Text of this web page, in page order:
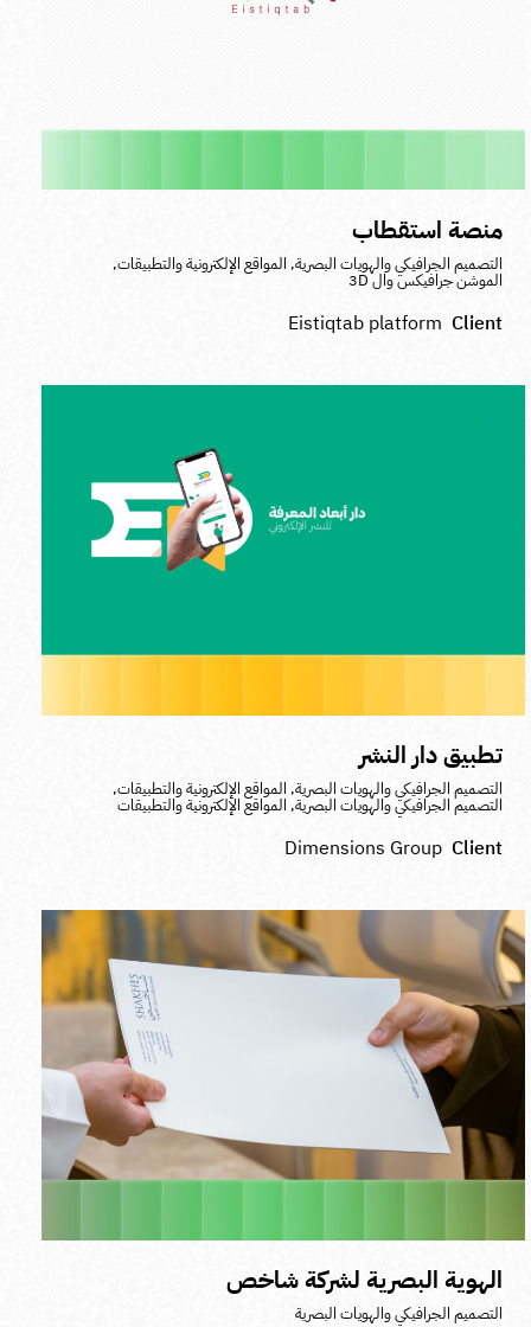
منصة استقطاب
التصميم الجرافيكي والهويات البصرية, المواقع الإلكترونية والتطبيقات,
الموشن جرافيكس وال 3D
Client
Eistiqtab platform
تطبيق دار النشر
التصميم الجرافيكي والهويات البصرية, المواقع الإلكترونية والتطبيقات,
التصميم الجرافيكي والهويات البصرية, المواقع الإلكترونية والتطبيقات
Client
Dimensions Group
الهوية البصرية لشركة شاخص
التصميم الجرافيكي والهويات البصرية